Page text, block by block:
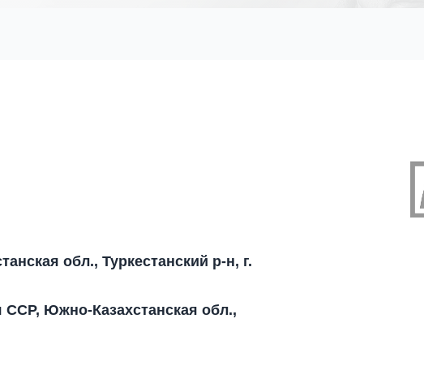
обл., Туркестанский р-н, г.
ССР, Южно-Казахстанская обл.,